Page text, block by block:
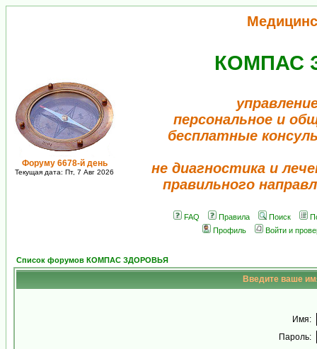
Форуму 6678-й день
Текущая дата: Пт, 7 Авг 2026
КОМПАС
персональное и
бесплатные
не диагностика и
правильного
FAQ Правила Поиск
Профиль
Войти и
Список форумов КОМПАС ЗДОРОВЬЯ
Введите ваше
Имя:
Пароль: